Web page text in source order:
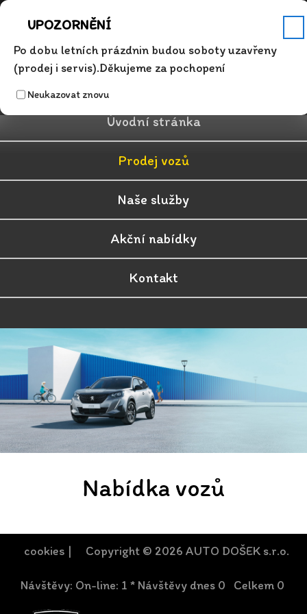
UPOZORNĚNÍ
Po dobu letních prázdnin budou soboty uzavřeny
(prodej i servis).Děkujeme za pochopení
Neukazovat znovu
+420 315 626 342
Úvodní stránka
Prodej vozů
Naše služby
Akční nabídky
Kontakt
Nabídka vozů
cookies | Copyright © 2026 AUTO DOŠEK s.r.o.
Návštěvy: On-line: 1 * Návštěvy dnes 0 Celkem 0